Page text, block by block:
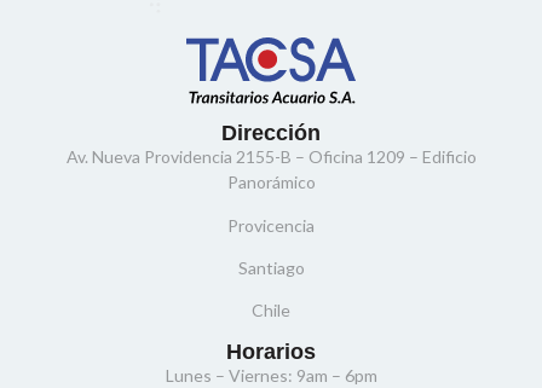
Dirección
Av. Nueva Providencia 2155-B – Oficina 1209 – Edificio
Panorámico
Provicencia
Santiago
Chile
Horarios
Lunes – Viernes: 9am – 6pm